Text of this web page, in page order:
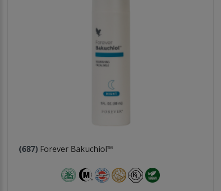
(687) Forever Bakuchiol™